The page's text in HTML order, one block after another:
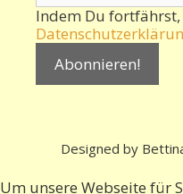
Indem Du
Designed by
Um unsere Webseite für